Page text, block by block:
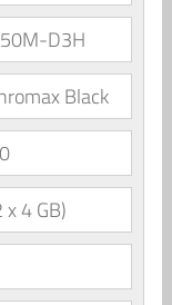
D3H
Black
4 GB)